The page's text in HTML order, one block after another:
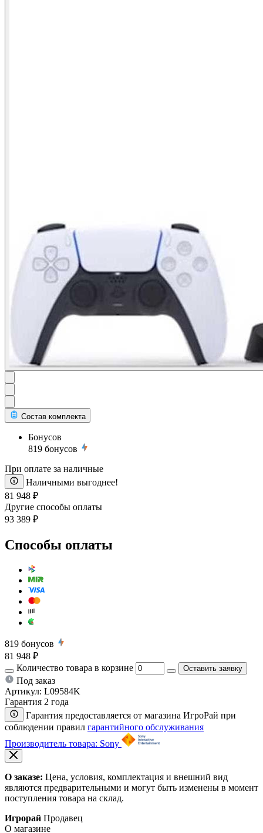
Состав комплекта
Бонусов
819 бонусов
При оплате за наличные
Наличными выгоднее!
81 948 ₽
Другие способы оплаты
93 389 ₽
Способы оплаты
819 бонусов
81 948 ₽
Количество товара в корзине
Оставить заявку
Под заказ
Артикул: L09584K
Гарантия 2 года
Гарантия предоставляется от магазина ИгроРай при
соблюдении правил гарантийного обслуживания
Производитель товара: Sony
О заказе: Цена, условия, комплектация и внешний вид
являются предварительными и могут быть изменены в момент
поступления товара на склад.
Игрорай Продавец
О магазине